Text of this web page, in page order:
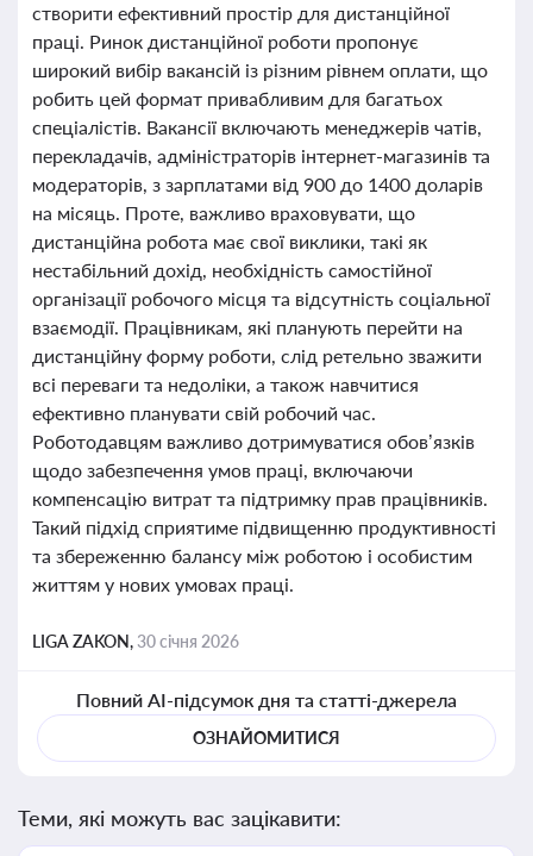
створити ефективний простір для дистанційної
праці. Ринок дистанційної роботи пропонує
широкий вибір вакансій із різним рівнем оплати, що
робить цей формат привабливим для багатьох
спеціалістів. Вакансії включають менеджерів чатів,
перекладачів, адміністраторів інтернет-магазинів та
модераторів, з зарплатами від 900 до 1400 доларів
на місяць. Проте, важливо враховувати, що
дистанційна робота має свої виклики, такі як
нестабільний дохід, необхідність самостійної
організації робочого місця та відсутність соціальної
взаємодії. Працівникам, які планують перейти на
дистанційну форму роботи, слід ретельно зважити
всі переваги та недоліки, а також навчитися
ефективно планувати свій робочий час.
Роботодавцям важливо дотримуватися обов’язків
щодо забезпечення умов праці, включаючи
компенсацію витрат та підтримку прав працівників.
Такий підхід сприятиме підвищенню продуктивності
та збереженню балансу між роботою і особистим
життям у нових умовах праці.
LIGA ZAKON,30 січня 2026
Повний AI-підсумок дня та статті-джерела
ОЗНАЙОМИТИСЯ
Теми, які можуть вас зацікавити: